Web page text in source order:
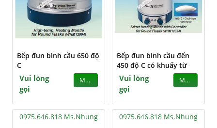
Bếp đun bình cầu 650 độ
C
Vui lòng
gọi
MUA
Bếp đun bình cầu đến
450 độ C có khuấy từ
Vui lòng
gọi
MUA
0975.646.818 Ms.Nhung 0975.646.818 Ms.Nhung